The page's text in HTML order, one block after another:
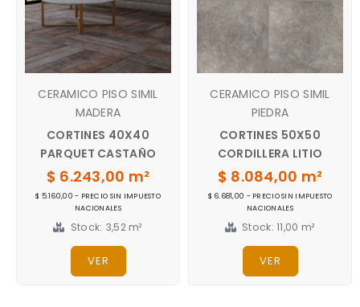
CERAMICO PISO SIMIL
MADERA
CORTINES 40X40
PARQUET CASTAÑO
$ 6.243,00 m²
$ 5.160,00 - PRECIO SIN IMPUESTO
NACIONALES
Stock: 3,52 m²
VER
CERAMICO PISO SIMIL
PIEDRA
CORTINES 50X50
CORDILLERA LITIO
$ 8.084,00 m²
$ 6.681,00 - PRECIO SIN IMPUESTO
NACIONALES
Stock: 11,00 m²
VER